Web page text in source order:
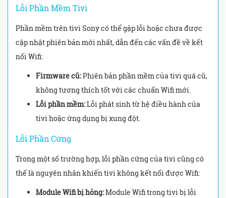
Lỗi Phần Mềm Tivi
Phần mềm trên tivi Sony có thể gặp lỗi hoặc chưa được
cập nhật phiên bản mới nhất, dẫn đến các vấn đề về kết
nối Wifi:
Firmware cũ:Phiên bản phần mềm của tivi quá cũ,
không tương thích tốt với các chuẩn Wifi mới.
Lỗi phần mềm:Lỗi phát sinh từ hệ điều hành của
tivi hoặc ứng dụng bị xung đột.
Lỗi Phần Cứng
Trong một số trường hợp, lỗi phần cứng của tivi cũng có
thể là nguyên nhân khiến tivi không kết nối được Wifi:
Module Wifi bị hỏng:Module Wifi trong tivi bị lỗi